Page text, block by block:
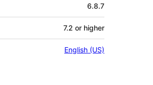
6.8.7
7.2 or higher
English (US)